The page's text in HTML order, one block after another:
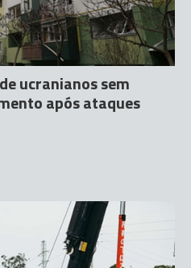
ucranianos sem
após ataques